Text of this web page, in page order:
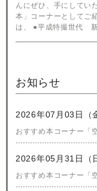
んにぜひ、手にしてい
本」コーナーとしてご
は、 ●平成特撮世代
お知らせ
2026年07月03日（
おすすめ本コーナー「
2026年05月31日（
おすすめ本コーナー「